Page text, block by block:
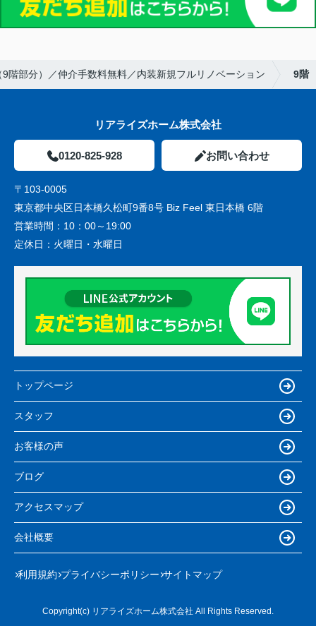
階部分）／仲介手数料無料／内装新規フルリノベーション 9階
リアライズホーム株式会社
0120-825-928 お問い合わせ
〒103-0005
東京都中央区日本橋久松町9番8号 Biz Feel 東日本橋 6階
営業時間： 10：00～19:00
定休日： 火曜日・水曜日
トップページ
スタッフ
お客様の声
ブログ
アクセスマップ
会社概要
利用規約 プライバシーポリシー サイトマップ
Copyright(c) リアライズホーム株式会社 All Rights Reserved.